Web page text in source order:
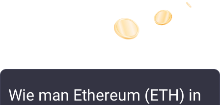
Wie man Ethereum (ETH) in